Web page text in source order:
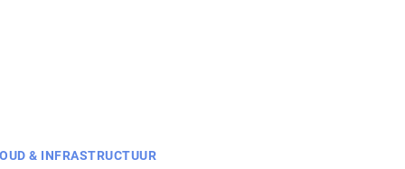
& INFRASTRUCTUUR